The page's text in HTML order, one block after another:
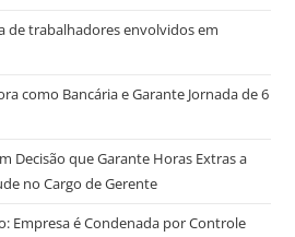
de trabalhadores envolvidos em
como Bancária e Garante Jornada de 6
Decisão que Garante Horas Extras a
no Cargo de Gerente
Empresa é Condenada por Controle